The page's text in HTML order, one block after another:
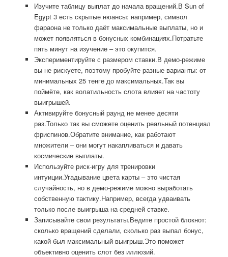
Изучите таблицу выплат до начала вращений.В Sun of
Egypt 3 есть скрытые нюансы: например, символ
фараона не только даёт максимальные выплаты, но и
может появляться в бонусных комбинациях.Потратьте
пять минут на изучение – это окупится.
Экспериментируйте с размером ставки.В демо-режиме
вы не рискуете, поэтому пробуйте разные варианты: от
минимальных 25 тенге до максимальных.Так вы
поймёте, как волатильность слота влияет на частоту
выигрышей.
Активируйте бонусный раунд не менее десяти
раз.Только так вы сможете оценить реальный потенциал
фриспинов.Обратите внимание, как работают
множители – они могут накапливаться и давать
космические выплаты.
Используйте риск-игру для тренировки
интуиции.Угадывание цвета карты – это чистая
случайность, но в демо-режиме можно выработать
собственную тактику.Например, всегда удваивать
только после выигрыша на средней ставке.
Записывайте свои результаты.Ведите простой блокнот:
сколько вращений сделали, сколько раз выпал бонус,
какой был максимальный выигрыш.Это поможет
объективно оценить слот без иллюзий.